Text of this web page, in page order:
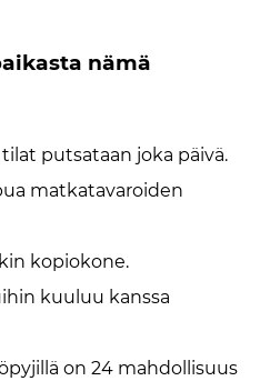
nämä
putsataan joka päivä.
matkatavaroiden
kopiokone.
kuuluu kanssa
on 24 mahdollisuus